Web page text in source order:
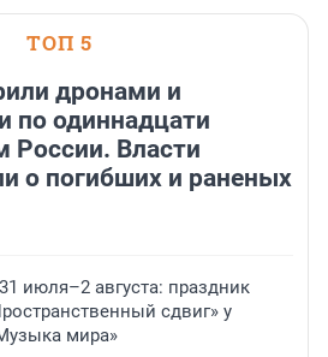
ТОП 5
дронами и
по одиннадцати
России. Власти
о погибших и раненых
июля–2 августа: праздник
сдвиг» у
мира»